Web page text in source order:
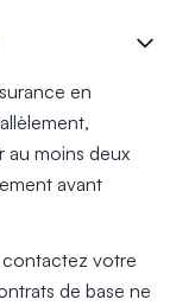
en
au moins deux
avant
contactez votre
de base ne